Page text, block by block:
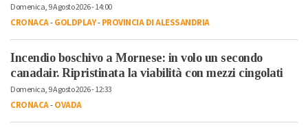
Domenica, 9 Agosto 2026 - 14:00
CRONACA-GOLDPLAY-PROVINCIA DI ALESSANDRIA
Incendio boschivo a Mornese: in volo un secondo
canadair. Ripristinata la viabilità con mezzi cingolati
Domenica, 9 Agosto 2026 - 12:33
CRONACA-OVADA